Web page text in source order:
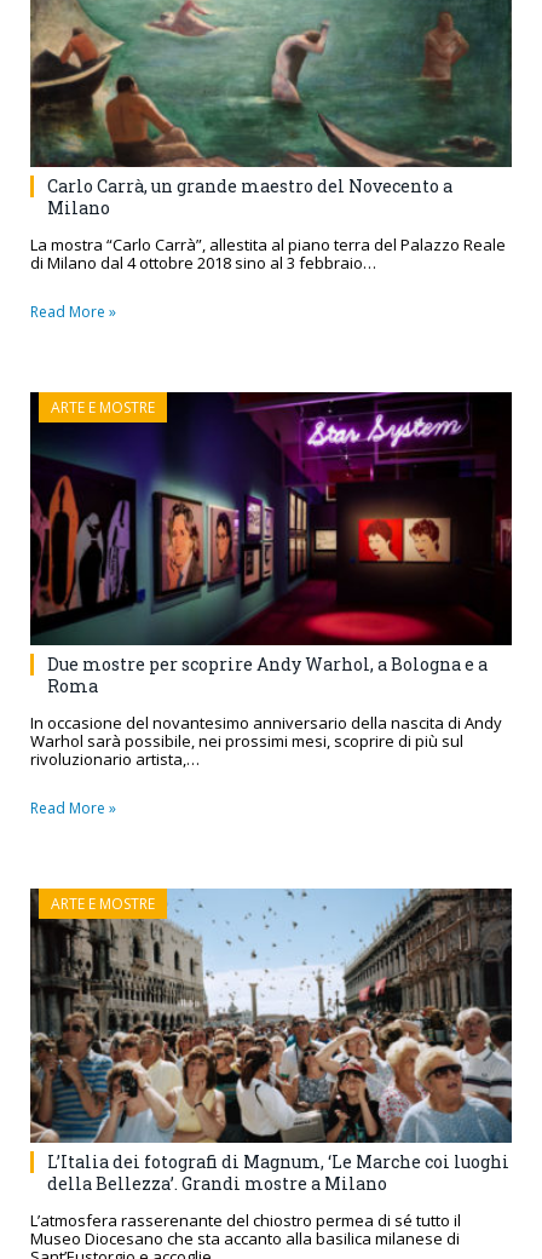
Carlo Carrà, un grande maestro del Novecento a
Milano
La mostra “Carlo Carrà”, allestita al piano terra del Palazzo Reale
di Milano dal 4 ottobre 2018 sino al 3 febbraio…
Read More »
ARTE E MOSTRE
Due mostre per scoprire Andy Warhol, a Bologna e a
Roma
In occasione del novantesimo anniversario della nascita di Andy
Warhol sarà possibile, nei prossimi mesi, scoprire di più sul
rivoluzionario artista,…
Read More »
ARTE E MOSTRE
L’Italia dei fotografi di Magnum, ‘Le Marche coi luoghi
della Bellezza’. Grandi mostre a Milano
L’atmosfera rasserenante del chiostro permea di sé tutto il
Museo Diocesano che sta accanto alla basilica milanese di